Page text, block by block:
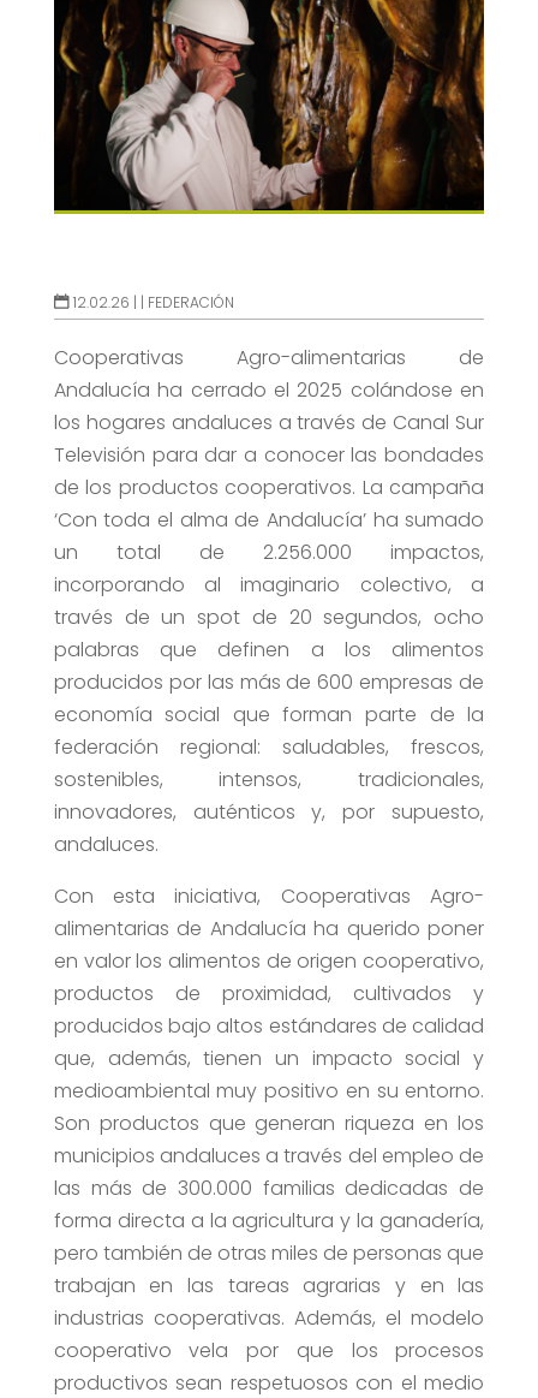
12.02.26 | | FEDERACIÓN
Cooperativas Agro-alimentarias de
Andalucía ha cerrado el 2025 colándose en
los hogares andaluces a través de Canal Sur
Televisión para dar a conocer las bondades
de los productos cooperativos. La campaña
‘Con toda el alma de Andalucía’ ha sumado
un total de 2.256.000 impactos,
incorporando al imaginario colectivo, a
través de un spot de 20 segundos, ocho
palabras que definen a los alimentos
producidos por las más de 600 empresas de
economía social que forman parte de la
federación regional: saludables, frescos,
sostenibles, intensos, tradicionales,
innovadores, auténticos y, por supuesto,
andaluces.
Con esta iniciativa, Cooperativas Agro-
alimentarias de Andalucía ha querido poner
en valor los alimentos de origen cooperativo,
productos de proximidad, cultivados y
producidos bajo altos estándares de calidad
que, además, tienen un impacto social y
medioambiental muy positivo en su entorno.
Son productos que generan riqueza en los
municipios andaluces a través del empleo de
las más de 300.000 familias dedicadas de
forma directa a la agricultura y la ganadería,
pero también de otras miles de personas que
trabajan en las tareas agrarias y en las
industrias cooperativas. Además, el modelo
cooperativo vela por que los procesos
productivos sean respetuosos con el medio